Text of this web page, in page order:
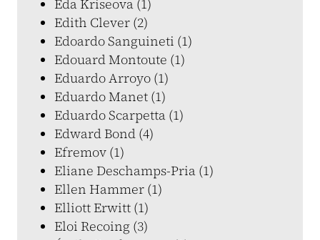
Eda Kriseova (1)
Edith Clever (2)
Edoardo Sanguineti (1)
Edouard Montoute (1)
Eduardo Arroyo (1)
Eduardo Manet (1)
Eduardo Scarpetta (1)
Edward Bond (4)
Efremov (1)
Eliane Deschamps-Pria (1)
Ellen Hammer (1)
Elliott Erwitt (1)
Eloi Recoing (3)